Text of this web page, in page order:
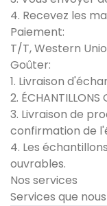
4. Recevez les
Paiement:
T/T, Western
Goûter:
1. Livraison
2. ÉCHANTILLONS
3. Livraison de
confirmation de
4. Les
ouvrables.
Nos services
Services que